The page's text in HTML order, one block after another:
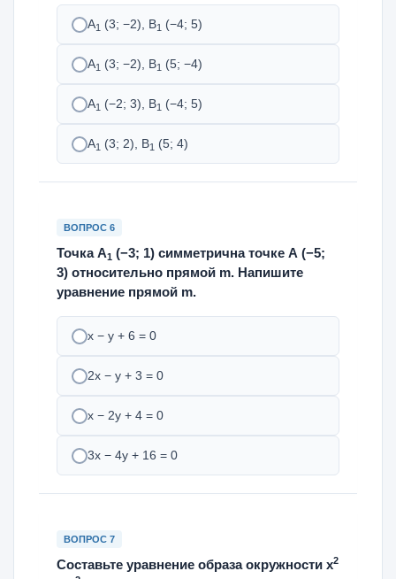
А1 (3; −2), В1 (−4; 5)
А1 (3; −2), В1 (5; −4)
А1 (−2; 3), В1 (−4; 5)
А1 (3; 2), В1 (5; 4)
ВОПРОС 6
Точка А1 (−3; 1) симметрична точке А (−5;
3) относительно прямой m. Напишите
уравнение прямой m.
х − у + 6 = 0
2х − у + 3 = 0
х − 2у + 4 = 0
3х − 4у + 16 = 0
ВОПРОС 7
Составьте уравнение образа окружности х2